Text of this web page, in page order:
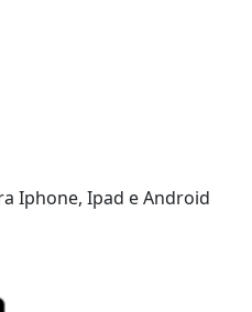
Iphone, Ipad e Android